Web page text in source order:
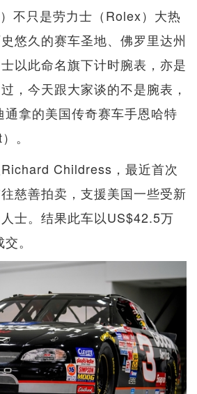
不只是劳力士（Rolex）大热
悠久的赛车圣地、佛罗里达州
以此命名旗下计时腕表，亦是
，今天跟大家谈的不是腕表，
拿的美国传奇赛车手恩哈特
。
Childress，最近首次
慈善拍卖，支援美国一些受新
士。结果此车以US$42.5万
。